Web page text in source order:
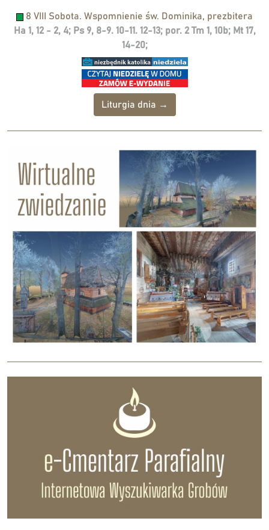
8 VIII Sobota. Wspomnienie św. Dominika, prezbitera
Ha 1, 12 - 2, 4; Ps 9, 8-9. 10-11. 12-13; por. 2 Tm 1, 10b; Mt 17,
14-20;
Liturgia dnia →